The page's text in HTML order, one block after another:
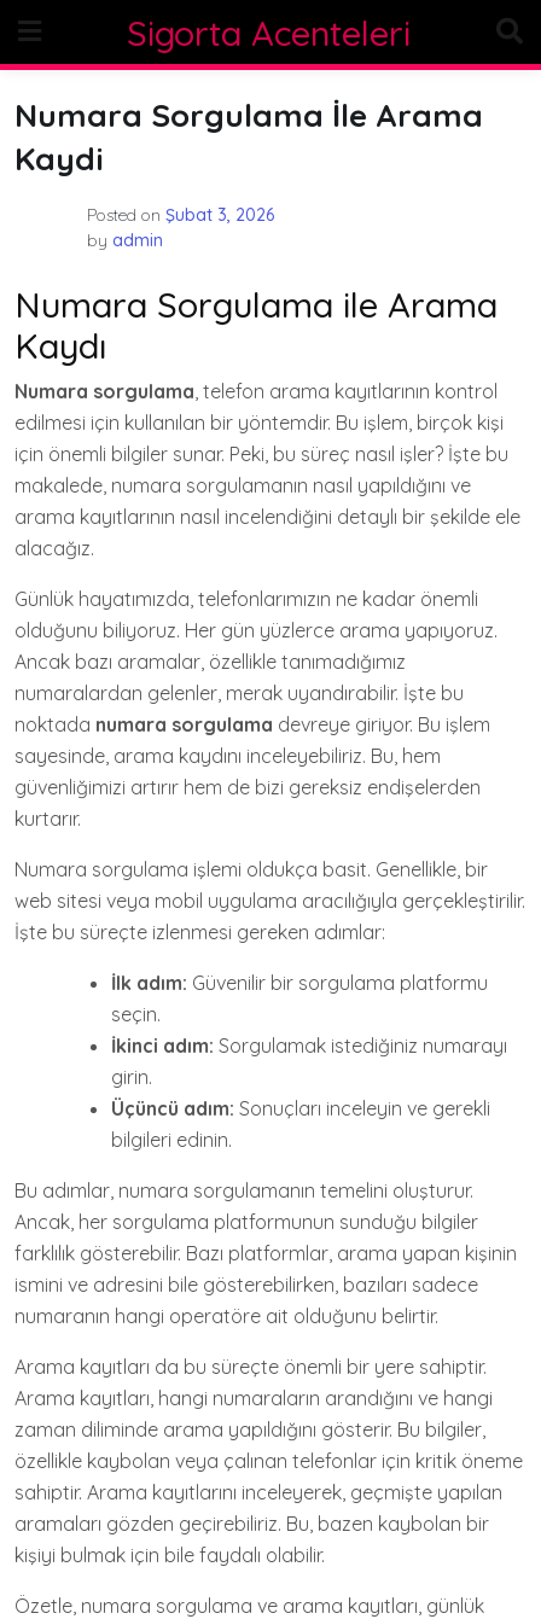
content
Sigorta Acenteleri
Numara Sorgulama İle Arama
Kaydi
Posted on Şubat 3, 2026
by admin
Numara Sorgulama ile Arama
Kaydı
Numara sorgulama, telefon arama kayıtlarının kontrol
edilmesi için kullanılan bir yöntemdir. Bu işlem, birçok kişi
için önemli bilgiler sunar. Peki, bu süreç nasıl işler? İşte bu
makalede, numara sorgulamanın nasıl yapıldığını ve
arama kayıtlarının nasıl incelendiğini detaylı bir şekilde ele
alacağız.
Günlük hayatımızda, telefonlarımızın ne kadar önemli
olduğunu biliyoruz. Her gün yüzlerce arama yapıyoruz.
Ancak bazı aramalar, özellikle tanımadığımız
numaralardan gelenler, merak uyandırabilir. İşte bu
noktada numara sorgulama devreye giriyor. Bu işlem
sayesinde, arama kaydını inceleyebiliriz. Bu, hem
güvenliğimizi artırır hem de bizi gereksiz endişelerden
kurtarır.
Numara sorgulama işlemi oldukça basit. Genellikle, bir
web sitesi veya mobil uygulama aracılığıyla gerçekleştirilir.
İşte bu süreçte izlenmesi gereken adımlar:
İlk adım: Güvenilir bir sorgulama platformu
seçin.
İkinci adım: Sorgulamak istediğiniz numarayı
girin.
Üçüncü adım: Sonuçları inceleyin ve gerekli
bilgileri edinin.
Bu adımlar, numara sorgulamanın temelini oluşturur.
Ancak, her sorgulama platformunun sunduğu bilgiler
farklılık gösterebilir. Bazı platformlar, arama yapan kişinin
ismini ve adresini bile gösterebilirken, bazıları sadece
numaranın hangi operatöre ait olduğunu belirtir.
Arama kayıtları da bu süreçte önemli bir yere sahiptir.
Arama kayıtları, hangi numaraların arandığını ve hangi
zaman diliminde arama yapıldığını gösterir. Bu bilgiler,
özellikle kaybolan veya çalınan telefonlar için kritik öneme
sahiptir. Arama kayıtlarını inceleyerek, geçmişte yapılan
aramaları gözden geçirebiliriz. Bu, bazen kaybolan bir
kişiyi bulmak için bile faydalı olabilir.
Özetle, numara sorgulama ve arama kayıtları, günlük